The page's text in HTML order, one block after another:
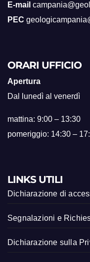
E-mail
PEC
ORARI UFFICIO
Apertura
Dal lunedì al venerdì
mattina: 9:00 – 13:30
pomeriggio: 14:30 –
LINKS UTILI
Dichiarazione di
Segnalazioni e
Dichiarazione sulla